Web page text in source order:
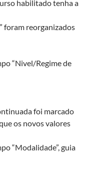
habilitado tenha a
foram reorganizados
“Nivel/Regime de
foi marcado
os novos valores
“Modalidade”, guia